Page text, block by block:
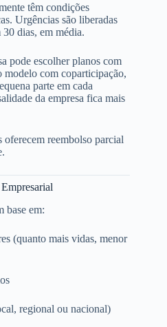
têm condições
Urgências são liberadas
dias, em média.
pode escolher planos com
com coparticipação,
parte em cada
da empresa fica mais
oferecem reembolso parcial
base em:
(quanto mais vidas, menor
regional ou nacional)